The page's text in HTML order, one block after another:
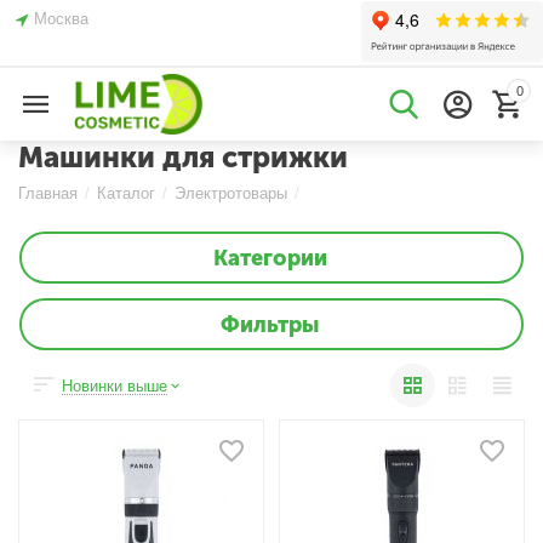
Москва
0
Машинки для стрижки
Главная / Каталог / Электротовары /
Категории
Фильтры
Новинки выше